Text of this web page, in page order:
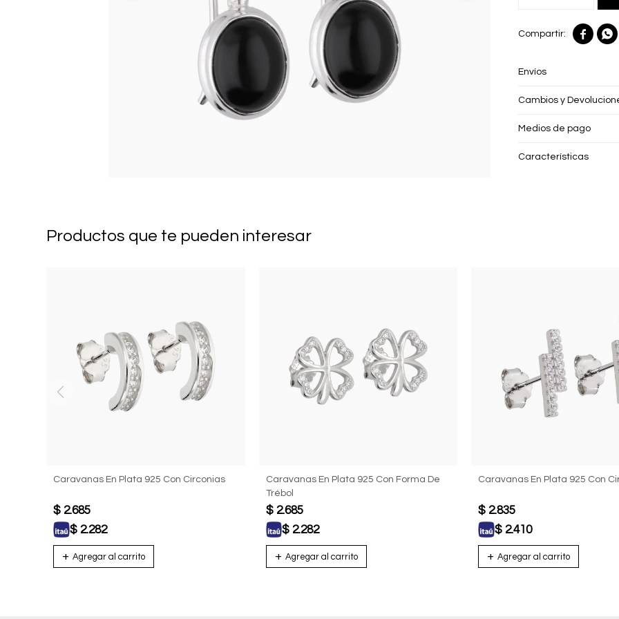
 
Envíos
Cambios y
Medios de pago
Características
Productos que te pueden interesar
Caravanas En Plata 925 Con Circonias
$ 2.685
$ 2.282
Caravanas En Plata 925 Con Forma De
Trébol
$ 2.685
$ 2.282
Caravanas En Plata 925 Con
$ 2.835
$ 2.410